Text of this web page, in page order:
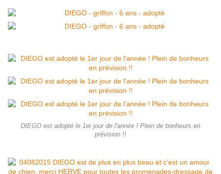
DIEGO est adopté le 1er jour de l'année ! Plein de bonheurs en
prévision !!